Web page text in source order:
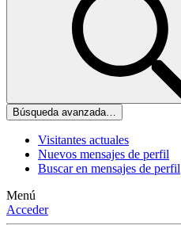
Búsqueda avanzada…
Visitantes actuales
Nuevos mensajes de perfil
Buscar en mensajes de perfil
Menú
Acceder